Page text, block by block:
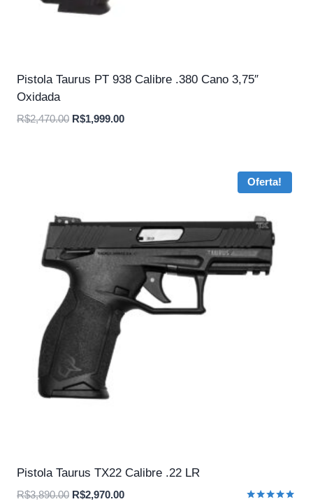
Pistola Taurus PT 938 Calibre .380 Cano 3,75″
Oxidada
R$2,470.00 O
R$1,999.00O
Oferta!
Pistola Taurus TX22 Calibre .22 LR
R$3,890.00 O
R$2,970.00O